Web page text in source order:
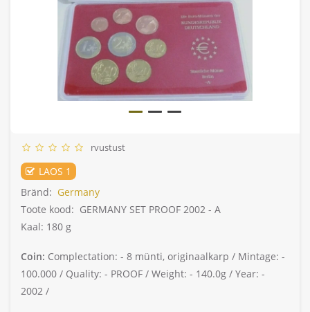
rvustust
LAOS 1
Bränd: Germany
Toote kood: GERMANY SET PROOF 2002 - A
Kaal: 180 g
Coin: Complectation: - 8 münti, originaalkarp / Mintage: -
100.000 / Quality: - PROOF / Weight: - 140.0g / Year: -
2002 /